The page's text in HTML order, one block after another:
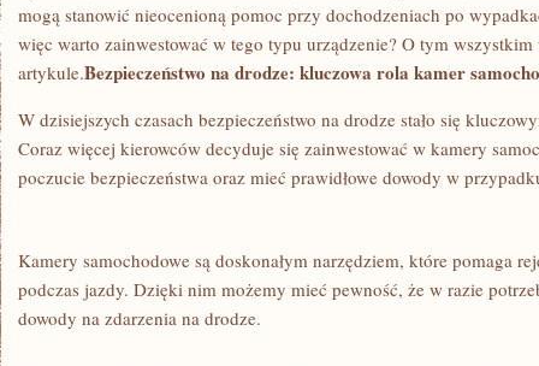
mogą stanowić​ nieocenioną pomoc przy dochodzeniach po
więc warto ⁤zainwestować w tego typu urządzenie? O ​tym
artykule.Bezpieczeństwo ​na drodze: kluczowa rola kamer
W dzisiejszych ⁢czasach bezpieczeństwo⁢ na drodze stało się
Coraz więcej kierowców decyduje się zainwestować‌ w kamery
⁤poczucie bezpieczeństwa oraz mieć prawidłowe ⁣dowody w
Kamery samochodowe są doskonałym narzędziem, które pomaga
⁣podczas ‍jazdy. Dzięki nim możemy mieć pewność, że w razie
dowody na‌ zdarzenia na drodze.